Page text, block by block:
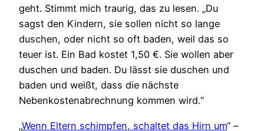
geht. Stimmt mich traurig, das zu lesen. „Du
sagst den Kindern, sie sollen nicht so lange
duschen, oder nicht so oft baden, weil das so
teuer ist. Ein Bad kostet 1,50 €. Sie wollen aber
duschen und baden. Du lässt sie duschen und
baden und weißt, dass die nächste
Nebenkostenabrechnung kommen wird.“
„Wenn Eltern schimpfen, schaltet das Hirn um“ –